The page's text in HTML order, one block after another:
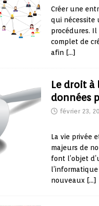
Créer une
qui nécessite
procédures.
complet de
afin […]
Le droit à
données
février 23,
La vie privée
majeurs de
font l’objet
nouveaux […]